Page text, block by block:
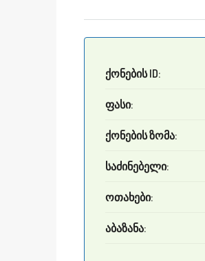
ქონების ID:
ფასი:
ქონების ზომა:
საძინებელი:
ოთახები:
აბაზანა: